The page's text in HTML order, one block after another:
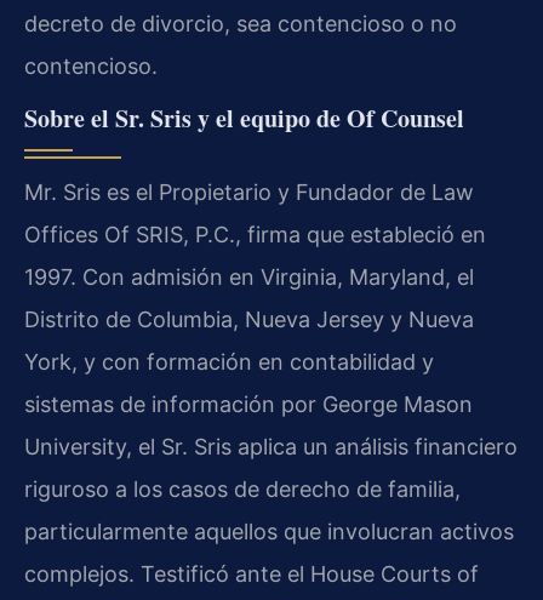
decreto de divorcio, sea contencioso o no
contencioso.
Sobre el Sr. Sris y el equipo de Of Counsel
Mr. Sris es el Propietario y Fundador de Law
Offices Of SRIS, P.C., firma que estableció en
1997. Con admisión en Virginia, Maryland, el
Distrito de Columbia, Nueva Jersey y Nueva
York, y con formación en contabilidad y
sistemas de información por George Mason
University, el Sr. Sris aplica un análisis financiero
riguroso a los casos de derecho de familia,
particularmente aquellos que involucran activos
complejos. Testificó ante el House Courts of